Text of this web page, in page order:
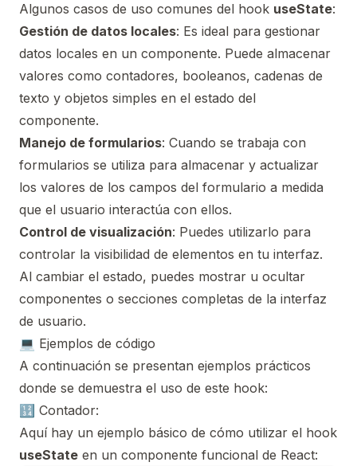
Algunos casos de uso comunes del hook useState:
Gestión de datos locales: Es ideal para gestionar
datos locales en un componente. Puede almacenar
valores como contadores, booleanos, cadenas de
texto y objetos simples en el estado del
componente.
Manejo de formularios: Cuando se trabaja con
formularios se utiliza para almacenar y actualizar
los valores de los campos del formulario a medida
que el usuario interactúa con ellos.
Control de visualización: Puedes utilizarlo para
controlar la visibilidad de elementos en tu interfaz.
Al cambiar el estado, puedes mostrar u ocultar
componentes o secciones completas de la interfaz
de usuario.
💻 Ejemplos de código
A continuación se presentan ejemplos prácticos
donde se demuestra el uso de este hook:
🔢 Contador:
Aquí hay un ejemplo básico de cómo utilizar el hook
useState en un componente funcional de React: